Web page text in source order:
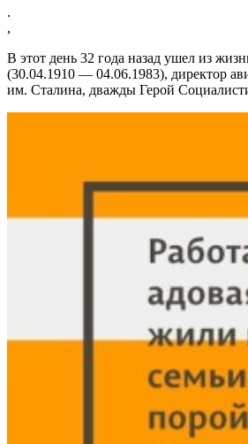
.
,
В этот день 32 года назад ушел из
(30.04.1910 — 04.06.1983), директор
им. Сталина, дважды Герой